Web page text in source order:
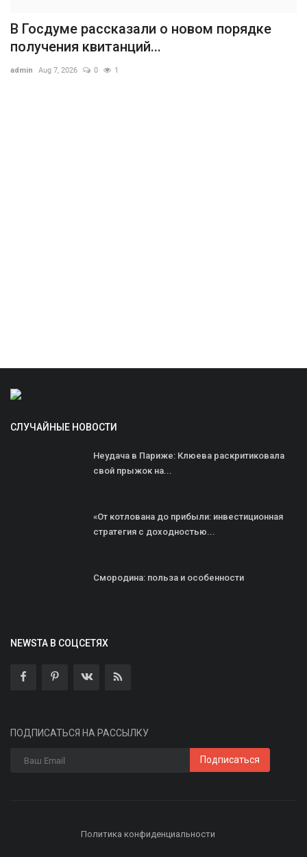
В Госдуме рассказали о новом порядке
получения квитанций...
admin Aug 7, 2026 0 1
СЛУЧАЙНЫЕ НОВОСТИ
Неудача в Париже: Клюева раскритиковала
свой прыжок на...
«От котлована до прибыли: инвестиционная
стратегия с доходностью...
Смородина: польза и особенности
NEWSTA В СОЦСЕТЯХ
ПОДПИСАТЬСЯ НА РАССЫЛКУ
Подписаться
Политика конфиденциальности